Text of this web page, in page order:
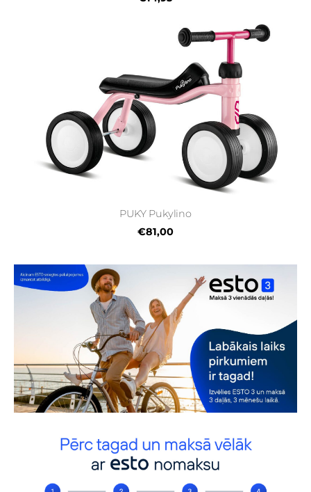
PUKY Pukylino
€81,00